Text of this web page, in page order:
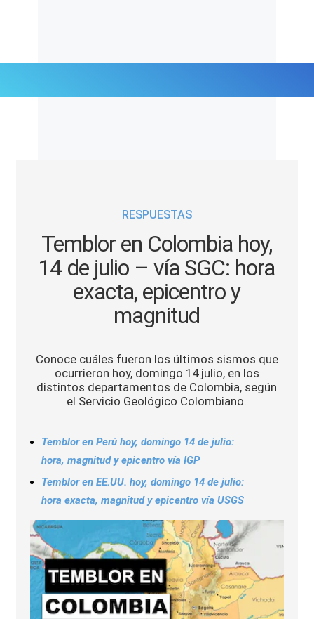
Tendencias Mix
RESPUESTAS
Temblor en Colombia hoy,
14 de julio – vía SGC: hora
exacta, epicentro y
magnitud
Conoce cuáles fueron los últimos sismos que
ocurrieron hoy, domingo 14 julio, en los
distintos departamentos de Colombia, según
el Servicio Geológico Colombiano.
Temblor en Perú hoy, domingo 14 de julio:
hora, magnitud y epicentro vía IGP
Temblor en EE.UU. hoy, domingo 14 de julio:
hora exacta, magnitud y epicentro vía USGS